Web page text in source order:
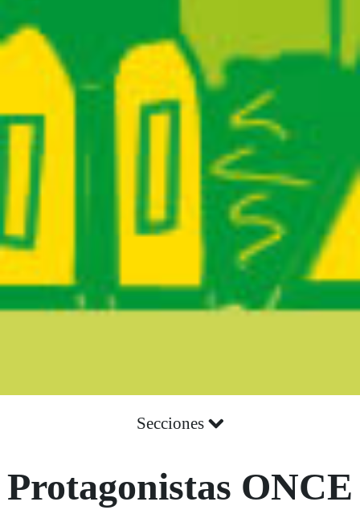
Secciones
Protagonistas ONCE